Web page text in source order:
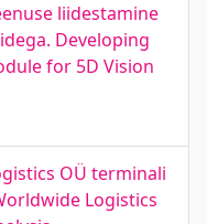
liidestamine
Developing
for 5D Vision
OÜ terminali
Logistics